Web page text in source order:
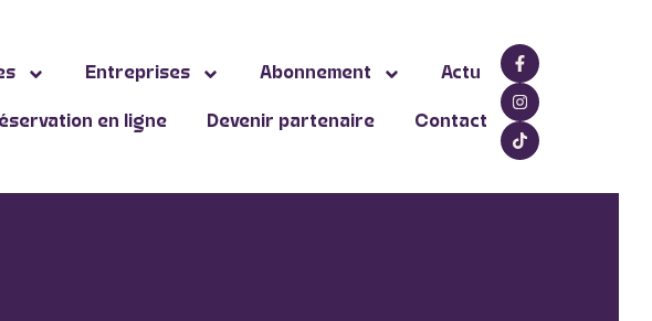
Entreprises Abonnement Actu
en ligne Devenir partenaire Contact